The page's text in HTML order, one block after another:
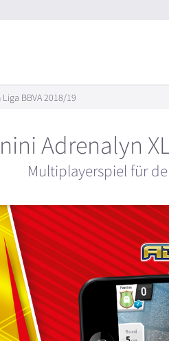
BBVA 2018/19
Adrenalyn
Multiplayerspiel für